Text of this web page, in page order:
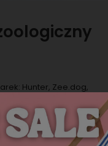
Hunter, Zee.dog,
ekologicznych
Rouchette -
i dzieci.